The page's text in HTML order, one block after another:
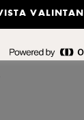
välissä
tekevät ihmiset